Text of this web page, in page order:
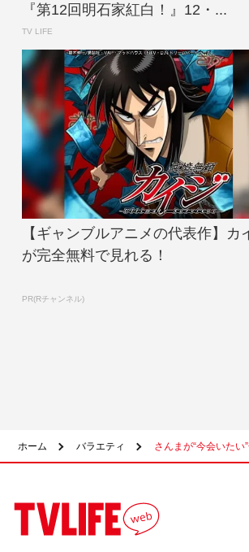
『第12回明石家紅白！』12・...
TV LIFE
【ギャンブルアニメの代表作】カ
が完全無料で見れる！
PR(Rチャンネル)
ホーム バラエティ さんまが“今会いた